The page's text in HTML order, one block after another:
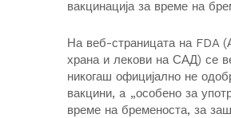
вакцинација за време на
На веб-страницата на FDA
храна и лекови на САД) се
никогаш официјално не
вакцини, a „особено за
време на бременоста, за